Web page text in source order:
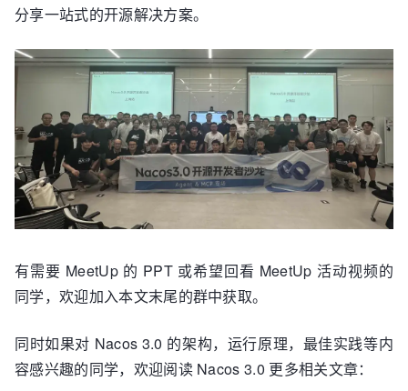
分享一站式的开源解决方案。
有需要 MeetUp 的 PPT 或希望回看 MeetUp 活动视频的
同学，欢迎加入本文末尾的群中获取。
同时如果对 Nacos 3.0 的架构，运行原理，最佳实践等内
容感兴趣的同学，欢迎阅读 Nacos 3.0 更多相关文章：